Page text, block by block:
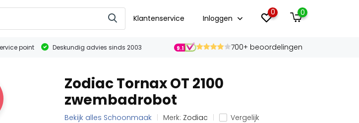
Klantenservice Inloggen
0 0
point Deskundig advies sinds 2003 9.1
700+ beoordelingen
Zodiac Tornax OT 2100
zwembadrobot
Bekijk alles Schoonmaak Merk: Zodiac
Vergelijk